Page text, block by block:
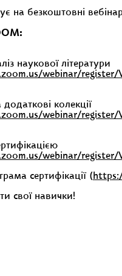
на безкоштовні
наукової літератури
webinar/
колекції
webinar/
webinar/
сертифікації (
свої навички!